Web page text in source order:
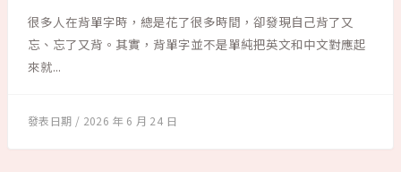
很多人在背單字時，總是花了很多時間，卻發現自己背了又
忘、忘了又背。其實，背單字並不是單純把英文和中文對應起
來就...
2026 年 6 月 24 日